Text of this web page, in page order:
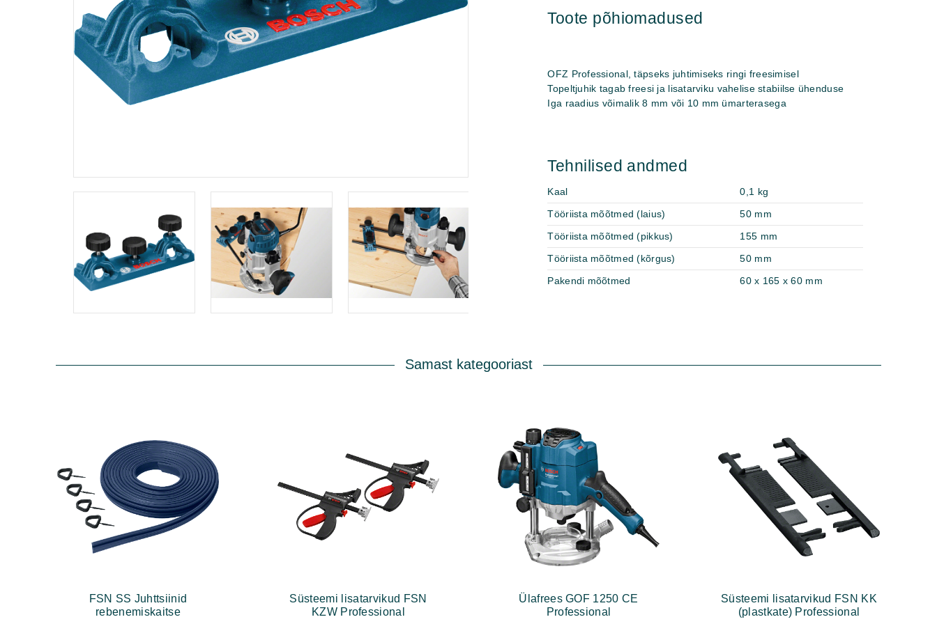
Toote põhiomadused
OFZ Professional, täpseks juhtimiseks ringi freesimisel
Topeltjuhik tagab freesi ja lisatarviku vahelise stabiilse ühenduse
Iga raadius võimalik 8 mm või 10 mm ümarterasega
Tehnilised andmed
Kaal
0,1 kg
Tööriista mõõtmed (laius)
50 mm
Tööriista mõõtmed (pikkus)
155 mm
Tööriista mõõtmed (kõrgus)
50 mm
Pakendi mõõtmed
60 x 165 x 60 mm
Samast kategooriast
FSN SS Juhttsiinid
rebenemiskaitse
Süsteemi lisatarvikud FSN
KZW Professional
Ülafrees GOF 1250 CE
Professional
Süsteemi lisatarvikud FSN KK
(plastkate) Professional